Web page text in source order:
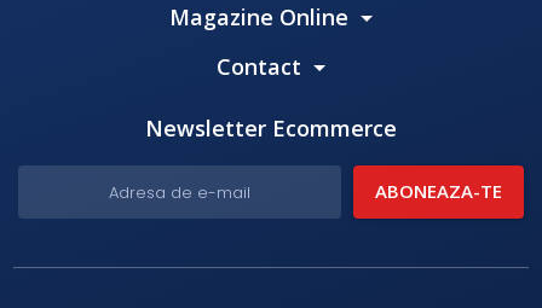
Magazine Online
Contact
Newsletter Ecommerce